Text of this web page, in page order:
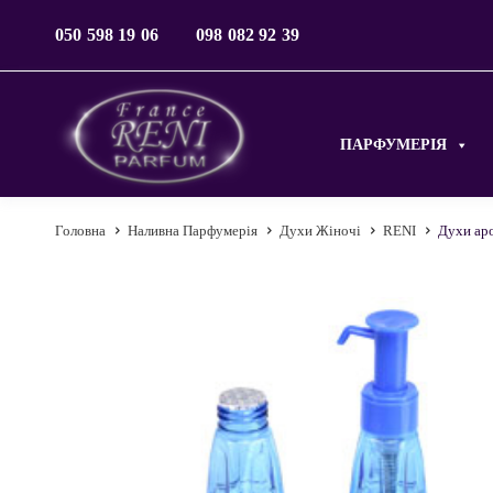
050 598 19 06 098 082 92 39
ПАРФУМЕРІЯ
Головна Наливна Парфумерія Духи Жіночі RENI Духи